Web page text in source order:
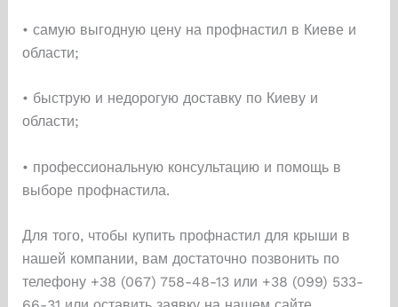
• самую выгодную цену на профнастил в Киеве и
области;
• быструю и недорогую доставку по Киеву и
области;
• профессиональную консультацию и помощь в
выборе профнастила.
Для того, чтобы купить профнастил для крыши в
нашей компании, вам достаточно позвонить по
телефону +38 (067) 758-48-13 или +38 (099) 533-